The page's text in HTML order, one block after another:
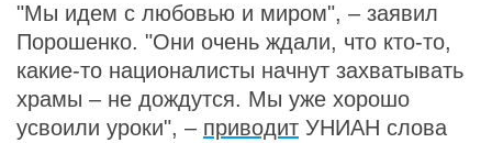
"Мы идем с любовью и миром", – заявил
Порошенко. "Они очень ждали, что кто-то,
какие-то националисты начнут захватывать
храмы – не дождутся. Мы уже хорошо
усвоили уроки", – приводит УНИАН слова